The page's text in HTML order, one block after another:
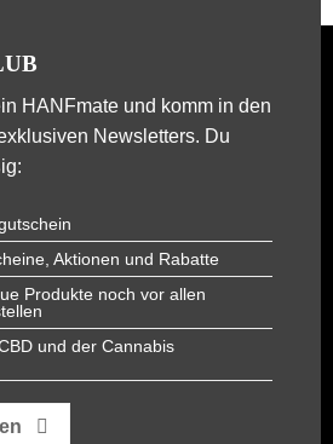
HANFmateund komm in den
Newsletters. Du
Aktionen und Rabatte
Produkte noch vor allen
und der Cannabis